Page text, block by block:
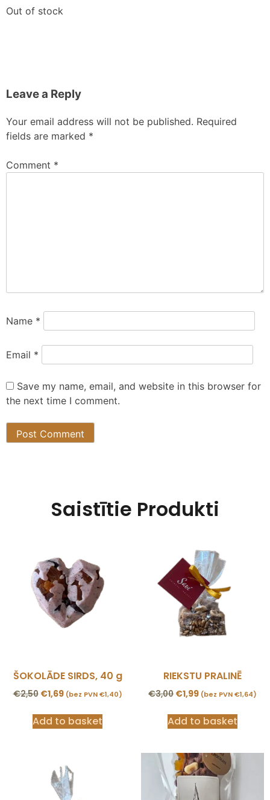
Out of stock
Leave a Reply
Your email address will not be published. Required
fields are marked *
Comment *
Name *
Email *
Save my name, email, and website in this browser for
the next time I comment.
Saistītie Produkti
ŠOKOLĀDE SIRDS, 40 g
€2,50 €1,69 (bez PVN€1,40)
Add to basket
RIEKSTU PRALINĒ
€3,00 €1,99 (bez PVN€1,64)
Add to basket